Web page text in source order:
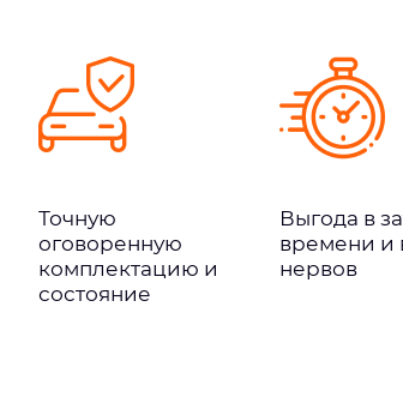
Точную
оговоренную
комплектацию и
состояние
Выгода в
времени и
нервов